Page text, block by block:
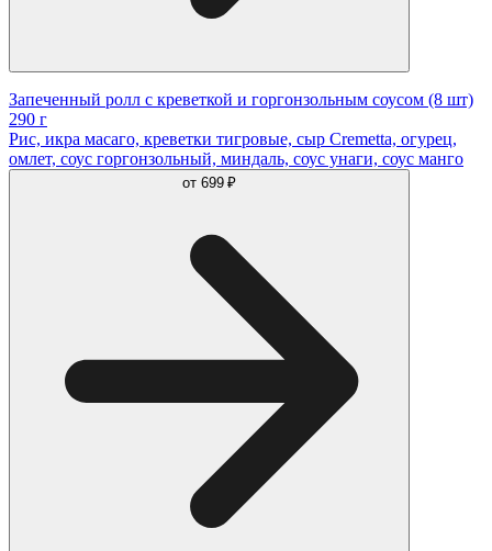
Запеченный ролл с креветкой и горгонзольным соусом (8 шт)
290 г
Рис, икра масаго, креветки тигровые, сыр Cremetta, огурец,
омлет, соус горгонзольный, миндаль, соус унаги, соус манго
от 699 ₽